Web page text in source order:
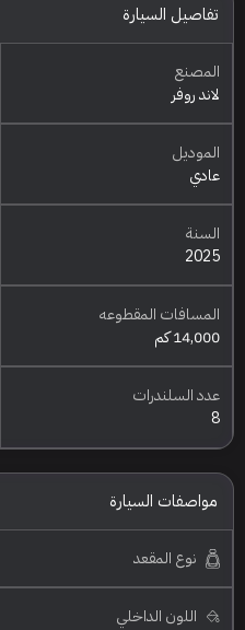
تفاصيل السيارة
المصنع
لاند روفر
الموديل
عادي
السنة
2025
المسافات المقطوعه
14,000 كم
عدد السلندرات
8
مواصفات السيارة
نوع المقعد
اللون الداخلي